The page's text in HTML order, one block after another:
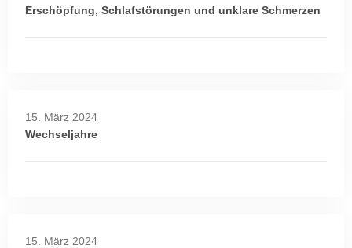
Erschöpfung, Schlafstörungen und unklare Schmerzen
15. März 2024
Wechseljahre
15. März 2024